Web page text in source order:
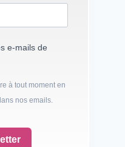
e-mails de
à tout moment en
nos emails.